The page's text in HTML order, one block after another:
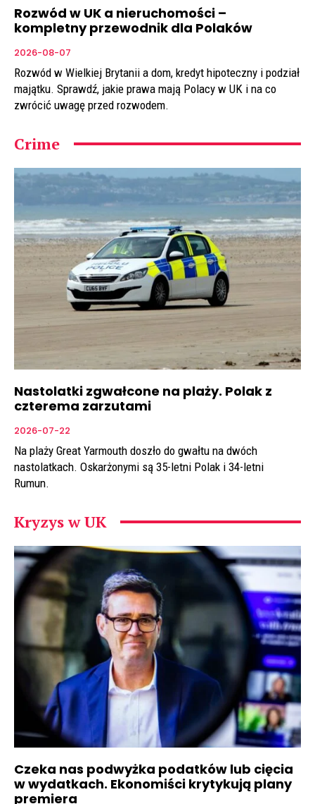
Rozwód w UK a nieruchomości –
kompletny przewodnik dla Polaków
2026-08-07
Rozwód w Wielkiej Brytanii a dom, kredyt hipoteczny i podział
majątku. Sprawdź, jakie prawa mają Polacy w UK i na co
zwrócić uwagę przed rozwodem.
Crime
Nastolatki zgwałcone na plaży. Polak z
czterema zarzutami
2026-07-22
Na plaży Great Yarmouth doszło do gwałtu na dwóch
nastolatkach. Oskarżonymi są 35-letni Polak i 34-letni
Rumun.
Kryzys w UK
Czeka nas podwyżka podatków lub cięcia
w wydatkach. Ekonomiści krytykują plany
premiera